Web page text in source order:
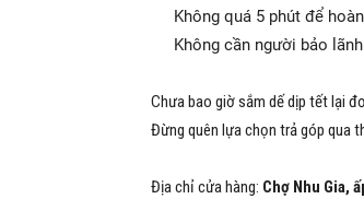
Không quá 5 phút để
Không cần người bảo
Chưa bao giờ sắm dế dịp tết lại
Đừng quên lựa chọn trả góp qua
Địa chỉ cửa hàng: Chợ Nhu Gia,